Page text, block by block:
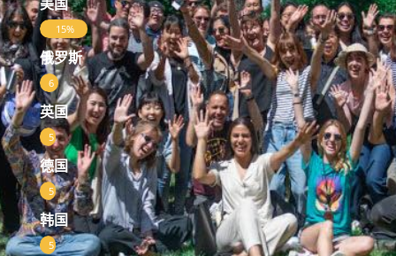
美国
15%
俄罗斯
6
%
英国
5
%
德国
5
%
韩国
5